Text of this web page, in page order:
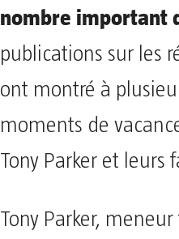
nombre important
publications sur les
ont montré à
moments de
Tony Parker et leurs
Tony Parker,